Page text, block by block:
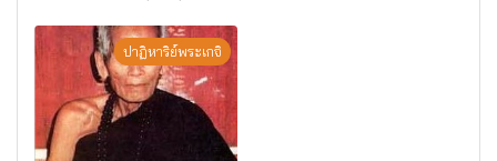
มรณภาพแล้ว วัดป่า
ดาราภิรมย์ อ.แม่ริม
จ.เชียงใหม่
ปาฏิหาริย์พระเกจิ